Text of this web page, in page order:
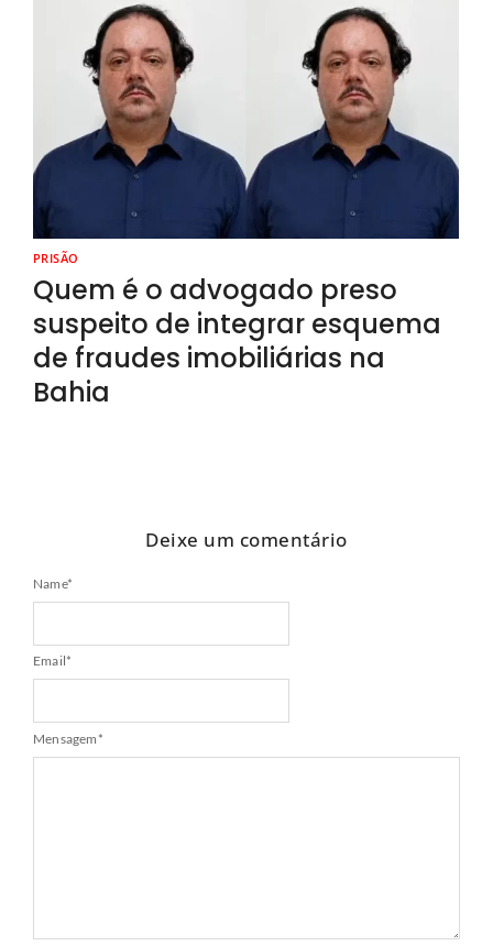
PRISÃO
Quem é o advogado preso
suspeito de integrar esquema
de fraudes imobiliárias na
Bahia
Deixe um comentário
Name*
Email*